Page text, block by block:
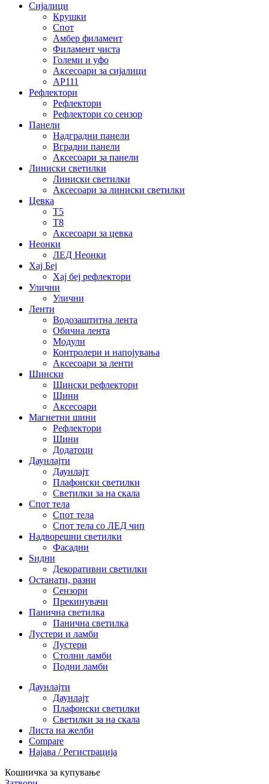
Сијалици
Крушки
Спот
Амбер филамент
Филамент чиста
Големи и уфо
Аксесоари за сијалици
АР111
Рефлектори
Рефлектори
Рефлектори со сензор
Панели
Надградни панели
Вградни панели
Аксесоари за панели
Линиски светилки
Линиски светилки
Аксесоари за линиски светилки
Цевка
Т5
Т8
Аксесоари за цевка
Неонки
ЛЕД Неонки
Хај Беј
Хај беј рефлектори
Улични
Улични
Ленти
Водозаштитна лента
Обична лента
Модули
Контролери и напојувања
Аксесоари за ленти
Шински
Шински рефлектори
Шини
Аксесоари
Магнетни шини
Рефлектори
Шини
Додатоци
Даунлајти
Даунлајт
Плафонски светилки
Светилки за на скала
Спот тела
Спот тела
Спот тела со ЛЕД чип
Надворешни светилки
Фасадни
Ѕидни
Декоративни светилки
Останати, разни
Сензори
Прекинувачи
Панична светилка
Панична светилка
Лустери и ламби
Лустери
Столни ламби
Подни ламби
Даунлајти
Даунлајт
Плафонски светилки
Светилки за на скала
Листа на желби
Compare
Најава / Регистрација
Кошничка за купување